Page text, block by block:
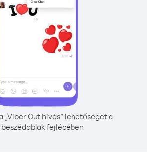
„Viber Out hívás” lehetőséget a
fejlécében